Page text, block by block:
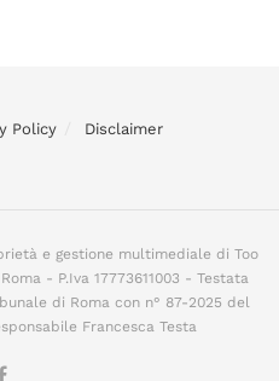
Policy Disclaimer
e gestione multimediale di Too
- P.Iva 17773611003 - Testata
di Roma con n° 87-2025 del
Francesca Testa